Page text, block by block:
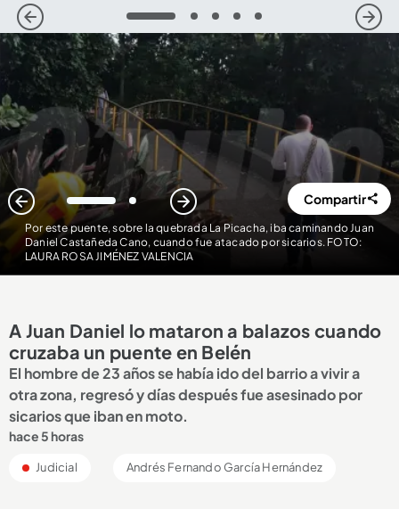
1 2 3 4 5
Por este puente, sobre la quebrada La Picacha, iba caminando Juan
Daniel Castañeda Cano, cuando fue atacado por sicarios. FOTO:
LAURA ROSA JIMÉNEZ VALENCIA
1 2 Compartir
A Juan Daniel lo mataron a balazos cuando
cruzaba un puente en Belén
El hombre de 23 años se había ido del barrio a vivir a
otra zona, regresó y días después fue asesinado por
sicarios que iban en moto.
hace 5 horas
Judicial Andrés Fernando García Hernández